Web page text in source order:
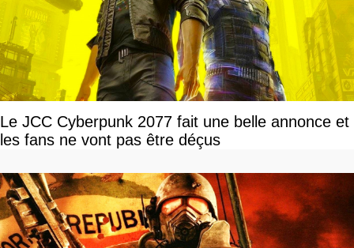
Le JCC Cyberpunk 2077 fait une belle annonce et
les fans ne vont pas être déçus